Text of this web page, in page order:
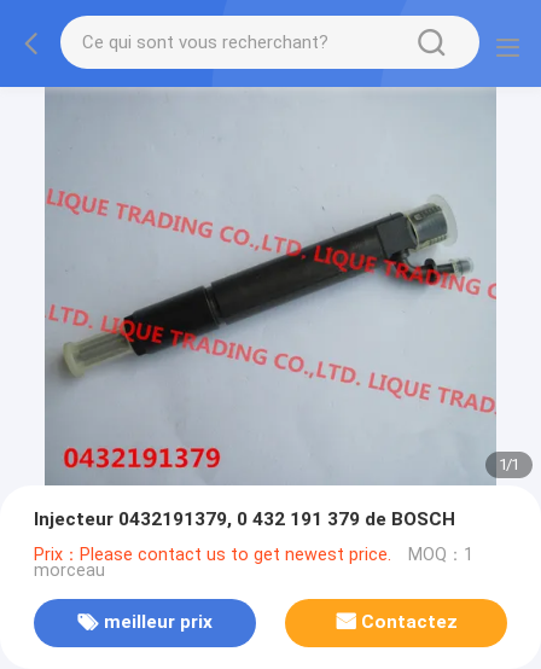
1/1
Injecteur 0432191379, 0 432 191 379 de BOSCH
Prix：Please contact us to get newest price. MOQ：1
morceau
meilleur prix Contactez